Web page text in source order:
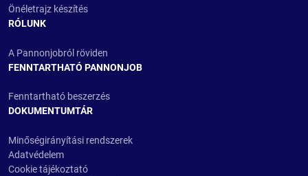
Önéletrajz készítés
RÓLUNK
A Pannonjobról röviden
FENNTARTHATÓ PANNONJOB
Fenntartható beszerzés
DOKUMENTUMTÁR
Minőségirányítási rendszerek
Adatvédelem
Cookie tájékoztató